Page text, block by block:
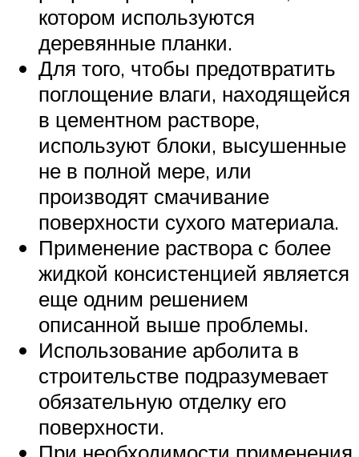
котором используются
деревянные планки.
Для того, чтобы предотвратить
поглощение влаги, находящейся
в цементном растворе,
используют блоки, высушенные
не в полной мере, или
производят смачивание
поверхности сухого материала.
Применение раствора с более
жидкой консистенцией является
еще одним решением
описанной выше проблемы.
Использование арболита в
строительстве подразумевает
обязательную отделку его
поверхности.
При необходимости применения